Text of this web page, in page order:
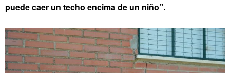
puede caer un techo encima de un niño”.